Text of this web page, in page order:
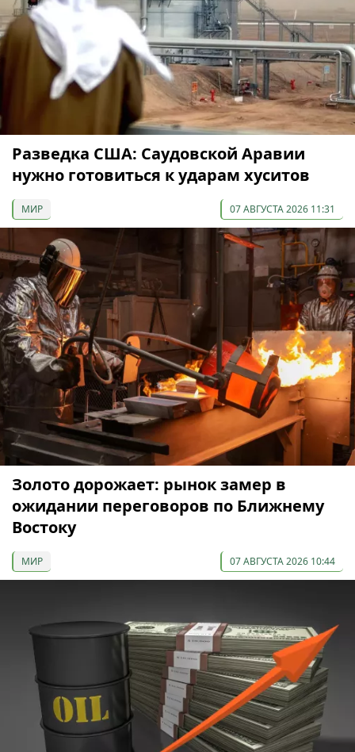
Разведка США: Саудовской Аравии
нужно готовиться к ударам хуситов
МИР 07 АВГУСТА 2026 11:31
Золото дорожает: рынок замер в
ожидании переговоров по Ближнему
Востоку
МИР 07 АВГУСТА 2026 10:44